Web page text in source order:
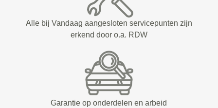
Alle bij Vandaag aangesloten servicepunten zijn
erkend door o.a. RDW
Garantie op onderdelen en arbeid